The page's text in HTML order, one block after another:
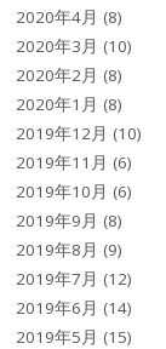
2020年4月 (8)
2020年3月 (10)
2020年2月 (8)
2020年1月 (8)
2019年12月 (10)
2019年11月 (6)
2019年10月 (6)
2019年9月 (8)
2019年8月 (9)
2019年7月 (12)
2019年6月 (14)
2019年5月 (15)